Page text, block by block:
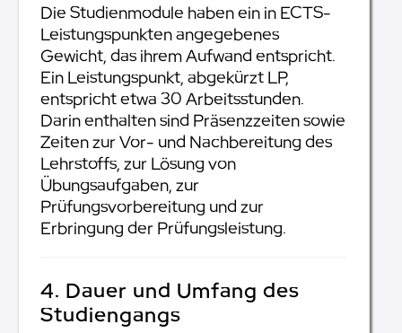
Die Studienmodule haben ein in ECTS-
Leistungspunkten angegebenes
Gewicht, das ihrem Aufwand entspricht.
Ein Leistungspunkt, abgekürzt LP,
entspricht etwa 30 Arbeitsstunden.
Darin enthalten sind Präsenzzeiten sowie
Zeiten zur Vor- und Nachbereitung des
Lehrstoffs, zur Lösung von
Übungsaufgaben, zur
Prüfungsvorbereitung und zur
Erbringung der Prüfungsleistung.
4. Dauer und Umfang des
Studiengangs